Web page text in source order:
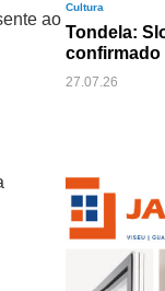
ao
Cultura
Tondela:
confirmado
27.07.26